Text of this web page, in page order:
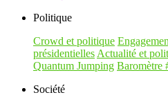
Politique
Crowd et politique
présidentielles Actualité et
Quantum Jumping Baromètre
Société